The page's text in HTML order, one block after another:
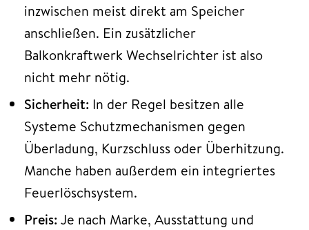
inzwischen meist direkt am Speicher
anschließen. Ein zusätzlicher
Balkonkraftwerk Wechselrichter ist also
nicht mehr nötig.
Sicherheit: In der Regel besitzen alle
Systeme Schutzmechanismen gegen
Überladung, Kurzschluss oder Überhitzung.
Manche haben außerdem ein integriertes
Feuerlöschsystem.
Preis: Je nach Marke, Ausstattung und